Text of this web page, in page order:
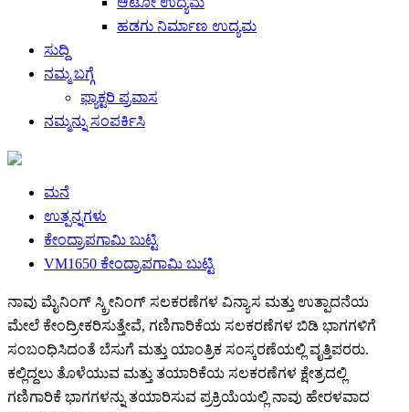
ಹಡಗು ನಿರ್ಮಾಣ ಉದ್ಯಮ
ಸುದ್ದಿ
ನಮ್ಮ ಬಗ್ಗೆ
ಫ್ಯಾಕ್ಟರಿ ಪ್ರವಾಸ
ನಮ್ಮನ್ನು ಸಂಪರ್ಕಿಸಿ
ಮನೆ
ಉತ್ಪನ್ನಗಳು
ಕೇಂದ್ರಾಪಗಾಮಿ ಬುಟ್ಟಿ
VM1650 ಕೇಂದ್ರಾಪಗಾಮಿ ಬುಟ್ಟಿ
ನಾವು ಮೈನಿಂಗ್ ಸ್ಕ್ರೀನಿಂಗ್ ಸಲಕರಣೆಗಳ ವಿನ್ಯಾಸ ಮತ್ತು ಉತ್ಪಾದನೆಯ
ಮೇಲೆ ಕೇಂದ್ರೀಕರಿಸುತ್ತೇವೆ, ಗಣಿಗಾರಿಕೆಯ ಸಲಕರಣೆಗಳ ಬಿಡಿ ಭಾಗಗಳಿಗೆ
ಸಂಬಂಧಿಸಿದಂತೆ ಬೆಸುಗೆ ಮತ್ತು ಯಾಂತ್ರಿಕ ಸಂಸ್ಕರಣೆಯಲ್ಲಿ ವೃತ್ತಿಪರರು.
ಕಲ್ಲಿದ್ದಲು ತೊಳೆಯುವ ಮತ್ತು ತಯಾರಿಕೆಯ ಸಲಕರಣೆಗಳ ಕ್ಷೇತ್ರದಲ್ಲಿ
ಗಣಿಗಾರಿಕೆ ಭಾಗಗಳನ್ನು ತಯಾರಿಸುವ ಪ್ರಕ್ರಿಯೆಯಲ್ಲಿ ನಾವು ಹೇರಳವಾದ